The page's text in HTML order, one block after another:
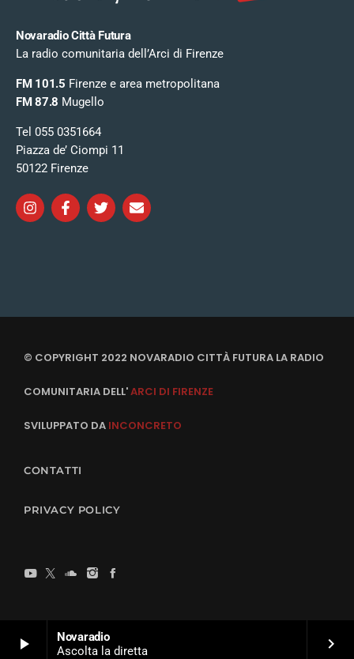
play_arrow
Novaradio
Ascolta la diretta
keyboard_arrow_right
Novaradio Città Futura
La radio comunitaria dell’Arci di Firenze
FM 101.5 Firenze e area metropolitana
FM 87.8 Mugello
Tel 055 0351664
Piazza de’ Ciompi 11
50122 Firenze
© COPYRIGHT 2022 NOVARADIO CITTÀ FUTURA LA RADIO
COMUNITARIA DELL'ARCI DI FIRENZE
SVILUPPATO DA INCONCRETO
CONTATTI
PRIVACY POLICY